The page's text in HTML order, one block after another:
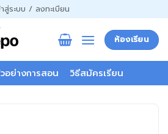
าสู่ระบบ / ลงทะเบียน
ห้องเรียน
อย่างการสอน วิธีสมัครเรียน